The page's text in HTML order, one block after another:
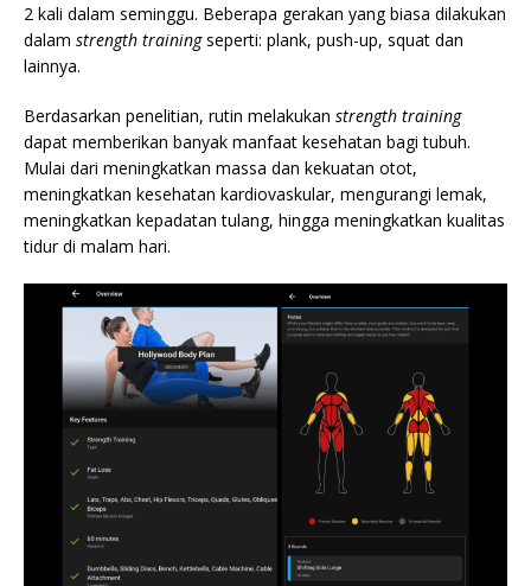
2 kali dalam seminggu. Beberapa gerakan yang biasa dilakukan
dalam strength trainingseperti: plank, push-up, squat dan
lainnya.
Berdasarkan penelitian, rutin melakukan strength training
dapat memberikan banyak manfaat kesehatan bagi tubuh.
Mulai dari meningkatkan massa dan kekuatan otot,
meningkatkan kesehatan kardiovaskular, mengurangi lemak,
meningkatkan kepadatan tulang, hingga meningkatkan kualitas
tidur di malam hari.